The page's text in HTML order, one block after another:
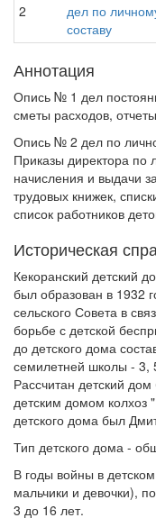
2
дел по
составу
Аннотация
Опись № 1 дел
сметы расходов,
Опись № 2 дел по
Приказы директора по
начисления и выдачи
трудовых книжек,
список работников
Историческая
Кекоранский детский
был образован в 1932
сельского Совета в
борьбе с детской
до детского дома
семилетней школы - 3,
Рассчитан детский
детским домом
детского дома был
Тип детского дома -
В годы войны в
мальчики и девочки),
3 до 16 лет.